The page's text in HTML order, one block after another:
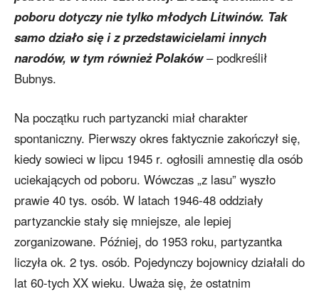
poboru dotyczy nie tylko młodych Litwinów. Tak
samo działo się i z przedstawicielami innych
narodów, w tym również Polaków– podkreślił
Bubnys.
Na początku ruch partyzancki miał charakter
spontaniczny. Pierwszy okres faktycznie zakończył się,
kiedy sowieci w lipcu 1945 r. ogłosili amnestię dla osób
uciekających od poboru. Wówczas „z lasu” wyszło
prawie 40 tys. osób. W latach 1946-48 oddziały
partyzanckie stały się mniejsze, ale lepiej
zorganizowane. Później, do 1953 roku, partyzantka
liczyła ok. 2 tys. osób. Pojedynczy bojownicy działali do
lat 60-tych XX wieku. Uważa się, że ostatnim